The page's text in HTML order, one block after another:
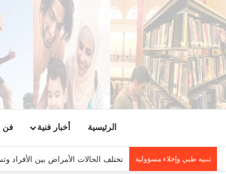
الرئيسية أخبار فنية فن
تنبيه طبي وإخلاء مسؤولية تختلف الحالات الأمراض بين الأفراد